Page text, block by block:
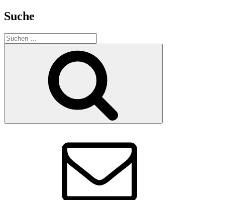
Suche
Suchen
nach: